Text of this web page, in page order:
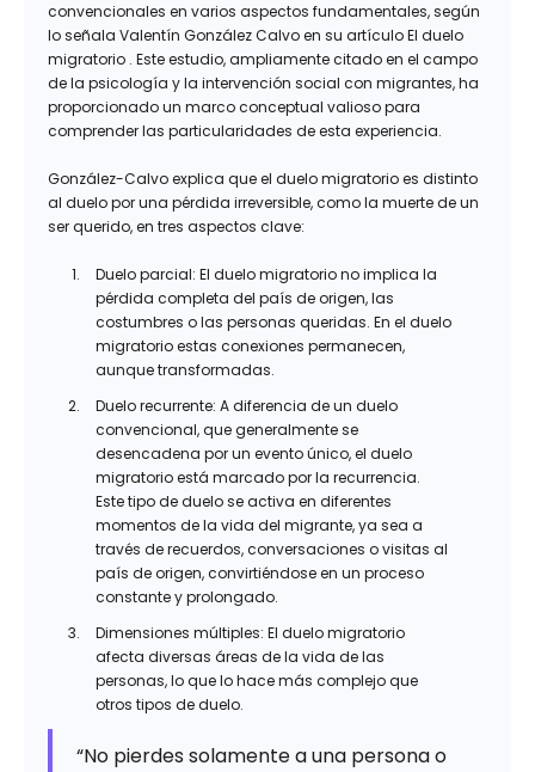
convencionales en varios aspectos fundamentales, según
lo señala Valentín González Calvo en su artículo El duelo
migratorio . Este estudio, ampliamente citado en el campo
de la psicología y la intervención social con migrantes, ha
proporcionado un marco conceptual valioso para
comprender las particularidades de esta experiencia.
González-Calvo explica que el duelo migratorio es distinto
al duelo por una pérdida irreversible, como la muerte de un
ser querido, en tres aspectos clave:
Duelo parcial: El duelo migratorio no implica la
pérdida completa del país de origen, las
costumbres o las personas queridas. En el duelo
migratorio estas conexiones permanecen,
aunque transformadas.
Duelo recurrente: A diferencia de un duelo
convencional, que generalmente se
desencadena por un evento único, el duelo
migratorio está marcado por la recurrencia.
Este tipo de duelo se activa en diferentes
momentos de la vida del migrante, ya sea a
través de recuerdos, conversaciones o visitas al
país de origen, convirtiéndose en un proceso
constante y prolongado.
Dimensiones múltiples: El duelo migratorio
afecta diversas áreas de la vida de las
personas, lo que lo hace más complejo que
otros tipos de duelo.
“No pierdes solamente a una persona o